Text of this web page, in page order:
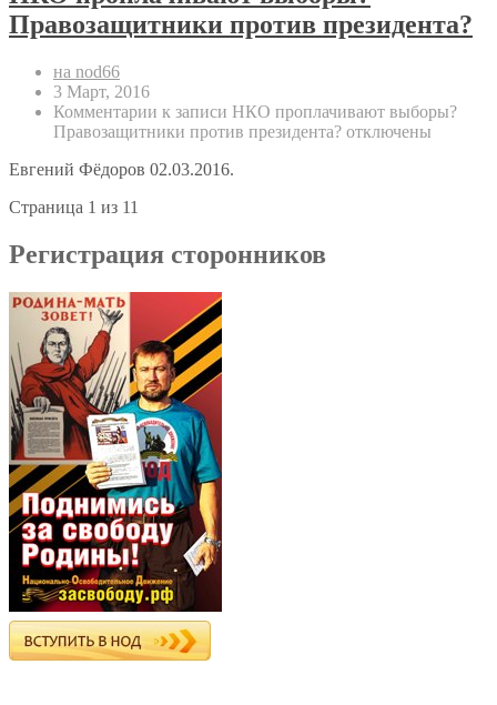
Правозащитники против президента?
на nod66
3 Март, 2016
Комментарии к записи НКО проплачивают выборы?
Правозащитники против президента? отключены
Евгений Фёдоров 02.03.2016.
Страница 1 из 11
Регистрация сторонников